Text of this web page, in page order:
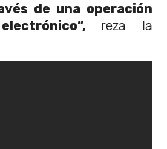
de una operación
reza la